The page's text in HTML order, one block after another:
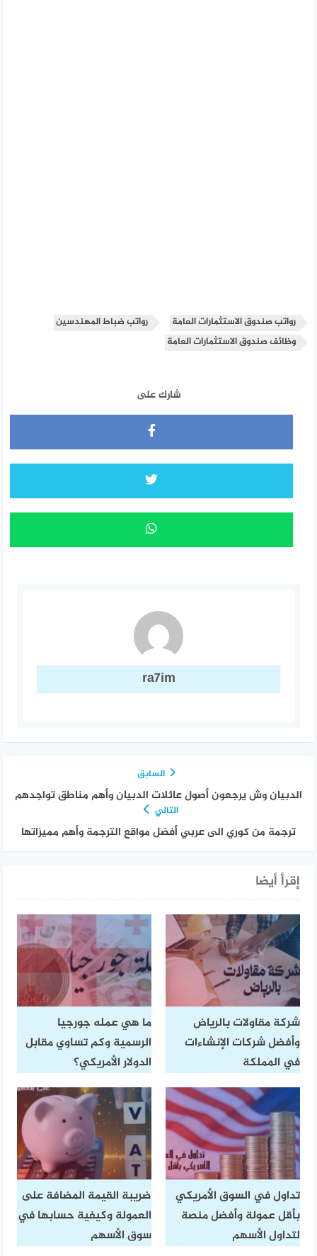
رواتب صندوق الاستثمارات العامة
رواتب ضباط المهندسين
وظائف صندوق الاستثمارات العامة
شارك على
ra7im
السابق
الدبيان وش يرجعون أصول عائلات الدبيان وأهم مناطق تواجدهم
التالي
ترجمة من كوري الى عربي أفضل مواقع الترجمة وأهم مميزاتها
إقرأ أيضا
شركة مقاولات بالرياض
وأفضل شركات الإنشاءات
في المملكة
ما هي عمله جورجيا
الرسمية وكم تساوي مقابل
الدولار الأمريكي؟
تداول في السوق الأمريكي
بأقل عمولة وأفضل منصة
لتداول الأسهم
ضريبة القيمة المضافة على
العمولة وكيفية حسابها في
سوق الأسهم